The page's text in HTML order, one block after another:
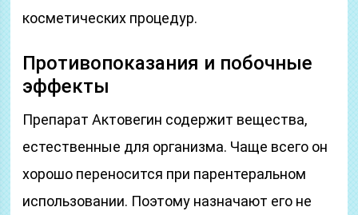
косметических процедур.
Противопоказания и побочные
эффекты
Препарат Актовегин содержит вещества,
естественные для организма. Чаще всего он
хорошо переносится при парентеральном
использовании. Поэтому назначают его не